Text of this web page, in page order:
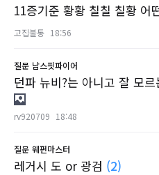
11증기준 황황 칠칠 칠황 어
고집불통 18:56
질문 남스핏파이어
던파 뉴비?는 아니고 잘 모르
rv920709 18:48
질문 웨펀마스터
레거시 도 or 광검 (2)